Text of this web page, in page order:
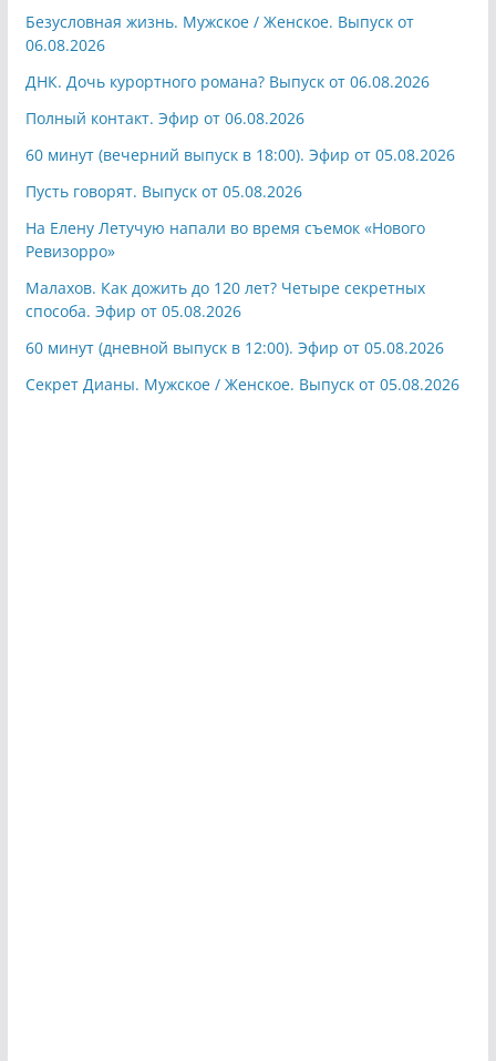
Безусловная жизнь. Мужское / Женское. Выпуск от
06.08.2026
ДНК. Дочь курортного романа? Выпуск от 06.08.2026
Полный контакт. Эфир от 06.08.2026
60 минут (вечерний выпуск в 18:00). Эфир от 05.08.2026
Пусть говорят. Выпуск от 05.08.2026
На Елену Летучую напали во время съемок «Нового
Ревизорро»
Малахов. Как дожить до 120 лет? Четыре секретных
способа. Эфир от 05.08.2026
60 минут (дневной выпуск в 12:00). Эфир от 05.08.2026
Секрет Дианы. Мужское / Женское. Выпуск от 05.08.2026